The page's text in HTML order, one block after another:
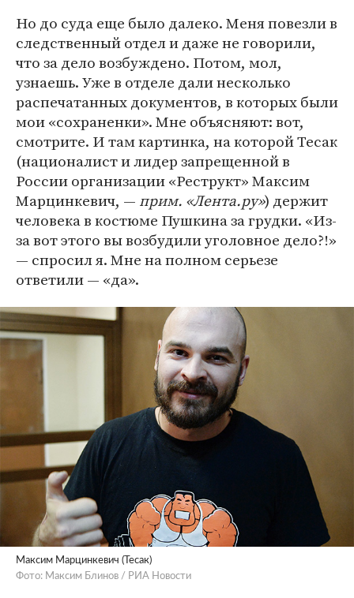
Но до суда еще было далеко. Меня повезли в
следственный отдел и даже не говорили,
что за дело возбуждено. Потом, мол,
узнаешь. Уже в отделе дали несколько
распечатанных документов, в которых были
мои «сохраненки». Мне объясняют: вот,
смотрите. И там картинка, на которой Тесак
(националист и лидер запрещенной в
России организации «Реструкт» Максим
Марцинкевич, — прим. «Лента.ру») держит
человека в костюме Пушкина за грудки. «Из-
за вот этого вы возбудили уголовное дело?!»
— спросил я. Мне на полном серьезе
ответили — «да».
Максим Марцинкевич (Тесак)
Фото: Максим Блинов / РИА Новости